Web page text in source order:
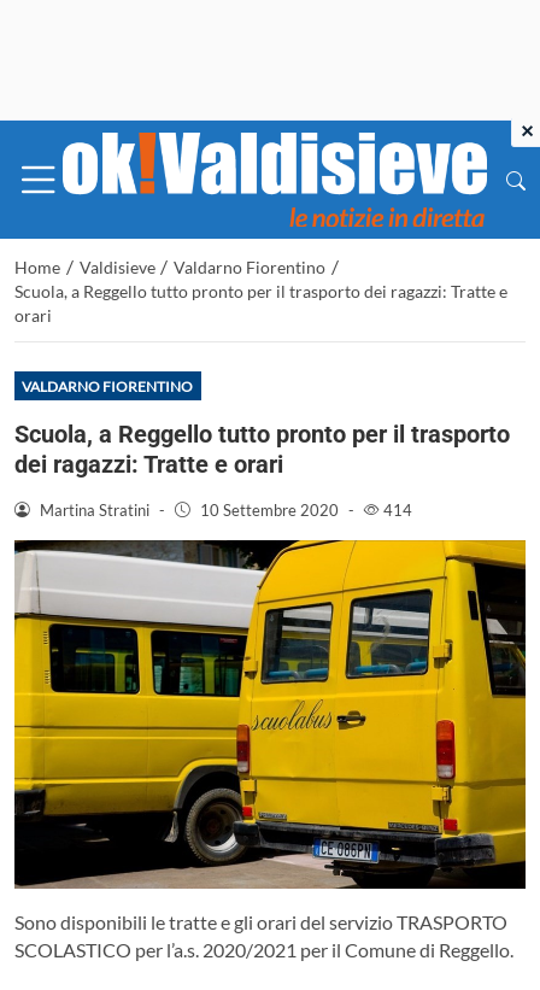
Home / Valdisieve / Valdarno Fiorentino /
Scuola, a Reggello tutto pronto per il trasporto dei ragazzi: Tratte e
orari
VALDARNO FIORENTINO
Scuola, a Reggello tutto pronto per il trasporto
dei ragazzi: Tratte e orari
Martina Stratini - 10 Settembre 2020 - 414
Sono disponibili le tratte e gli orari del servizio TRASPORTO
SCOLASTICO per l’a.s. 2020/2021 per il Comune di Reggello.
×